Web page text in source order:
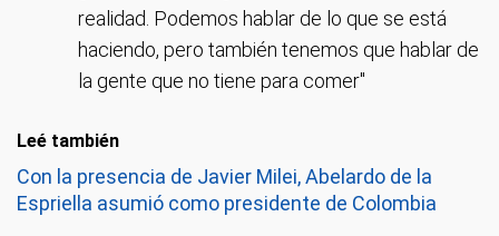
realidad. Podemos hablar de lo que se está
haciendo, pero también tenemos que hablar de
la gente que no tiene para comer"
Leé también
Con la presencia de Javier Milei, Abelardo de la
Espriella asumió como presidente de Colombia